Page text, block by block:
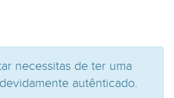
necessitas de ter uma
autênticado.